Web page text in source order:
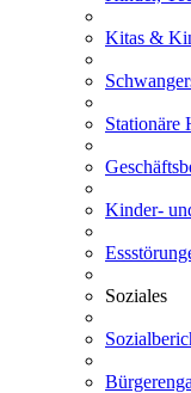
Kitas &
Stationäre
Kinder-
Soziales